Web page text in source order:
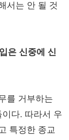
서는 안 될 것
은 신중에 신
를 거부하는
다. 따라서 우
특정한 종교